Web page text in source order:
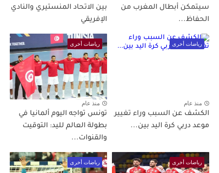
سيتمكن أبطال المغرب من
الحفاظ...
بين الاتحاد المنستيري والنادي
الإفريقي
رياضات أخرى
منذ عام
الكشف عن السبب وراء تغيير
موعد دربي كرة اليد بين...
رياضات أخرى
منذ عام
تونس تواجه اليوم ألمانيا في
بطولة العالم لليد: التوقيت
والقنوات...
رياضات أخرى رياضات أخرى